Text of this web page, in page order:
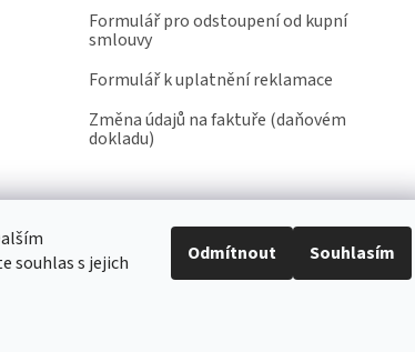
souhlas s jejich
Odmítnout Souhlasím
Formulář pro odstoupení od kupní
smlouvy
Formulář k uplatnění reklamace
Změna údajů na faktuře (daňovém
dokladu)